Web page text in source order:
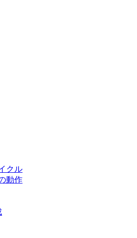
クル
動作